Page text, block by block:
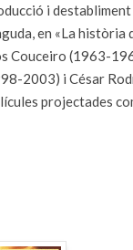
i destabliment
en «La
Couceiro (1963-
2003) i César
projectades